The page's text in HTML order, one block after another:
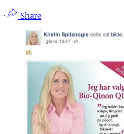
· Share